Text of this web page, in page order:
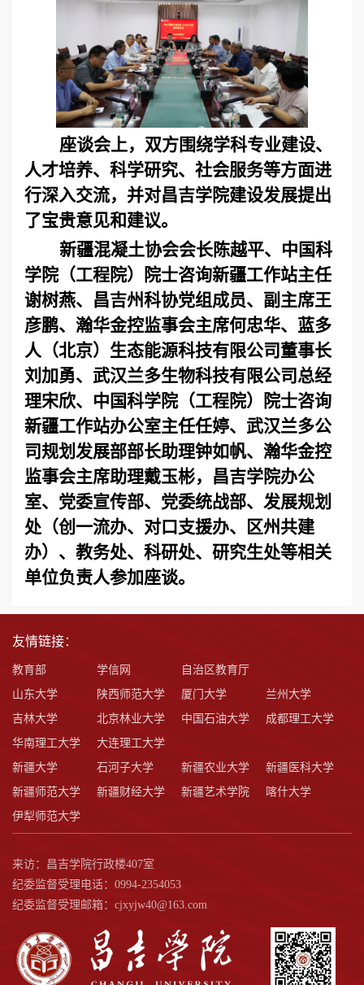
座谈会上，双方围绕学科专业建设、
人才培养、科学研究、社会服务等方面进
行深入交流，并对昌吉学院建设发展提出
了宝贵意见和建议。
新疆混凝土协会会长陈越平、中国科
学院（工程院）院士咨询新疆工作站主任
谢树燕、昌吉州科协党组成员、副主席王
彦鹏、瀚华金控监事会主席何忠华、蓝多
人（北京）生态能源科技有限公司董事长
刘加勇、武汉兰多生物科技有限公司总经
理宋欣、中国科学院（工程院）院士咨询
新疆工作站办公室主任任婷、武汉兰多公
司规划发展部部长助理钟如帆、瀚华金控
监事会主席助理戴玉彬，昌吉学院办公
室、党委宣传部、党委统战部、发展规划
处（创一流办、对口支援办、区州共建
办）、教务处、科研处、研究生处等相关
单位负责人参加座谈。
友情链接：
教育部 学信网
自治区教育厅
山东大学
陕西师范大学 厦门大学
兰州大学
吉林大学
北京林业大学 中国石油大学
成都理工大学
华南理工大学
大连理工大学
新疆大学
石河子大学 新疆农业大学
新疆医科大学
新疆师范大学
新疆财经大学 新疆艺术学院
喀什大学
伊犁师范大学
来访：昌吉学院行政楼407室
纪委监督受理电话：0994-2354053
纪委监督受理邮箱：cjxyjw40@163.com